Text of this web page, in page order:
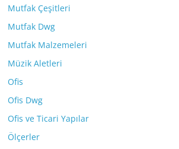
Mutfak Çeşitleri
Mutfak Dwg
Mutfak Malzemeleri
Müzik Aletleri
Ofis
Ofis Dwg
Ofis ve Ticari Yapılar
Ölçerler